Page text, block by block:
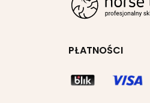
PŁATNOŚCI